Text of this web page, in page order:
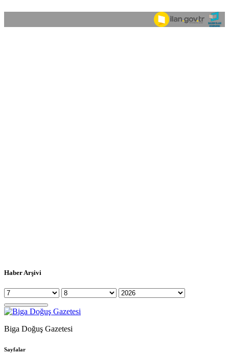
Haber Arşivi
Biga Doğuş Gazetesi
Sayfalar